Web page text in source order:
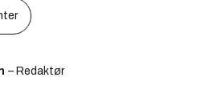
– Redaktør